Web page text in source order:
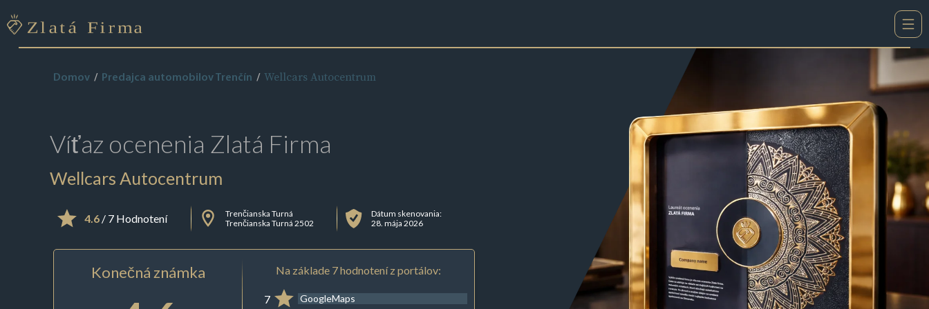
Domov Predajca automobilov Trenčín Wellcars Autocentrum
Víťaz ocenenia Zlatá Firma
Wellcars Autocentrum
4.6/ 7 Hodnotení
Trenčianska Turná
Trenčianska Turná 2502
Dátum skenovania:
28. mája 2026
Konečná známka Na základe 7 hodnotení z portálov:
7 GoogleMaps